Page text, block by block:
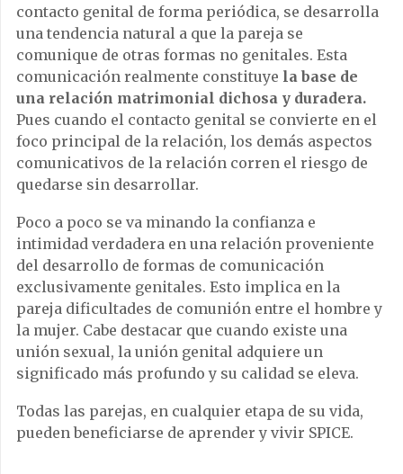
contacto genital de forma periódica, se desarrolla
una tendencia natural a que la pareja se
comunique de otras formas no genitales. Esta
comunicación realmente constituye la base de
una relación matrimonial dichosa y duradera.
Pues cuando el contacto genital se convierte en el
foco principal de la relación, los demás aspectos
comunicativos de la relación corren el riesgo de
quedarse sin desarrollar.
Poco a poco se va minando la confianza e
intimidad verdadera en una relación proveniente
del desarrollo de formas de comunicación
exclusivamente genitales. Esto implica en la
pareja dificultades de comunión entre el hombre y
la mujer. Cabe destacar que cuando existe una
unión sexual, la unión genital adquiere un
significado más profundo y su calidad se eleva.
Todas las parejas, en cualquier etapa de su vida,
pueden beneficiarse de aprender y vivir SPICE.